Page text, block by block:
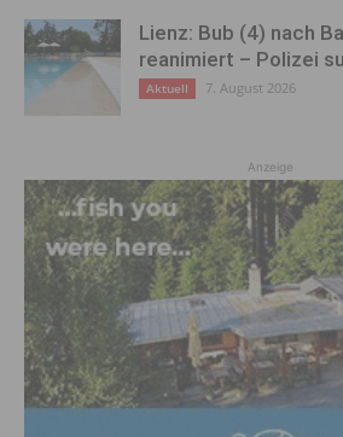
Lienz: Bub (4) nach
reanimiert – Polizei
Aktuell 7. August 2026
Anzeige